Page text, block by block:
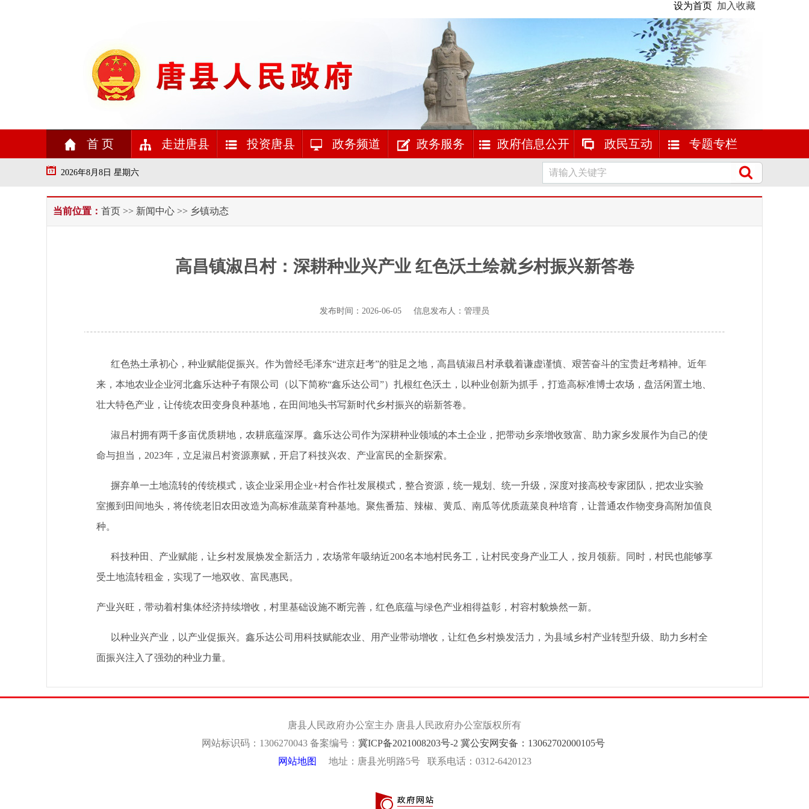
设为首页 加入收藏
首 页 走进唐县 投资唐县 政务频道 政务服务 政府信息公开 政民互动 专题专栏
2026年8月8日 星期六
当前位置： 首页 >> 新闻中心 >> 乡镇动态
高昌镇淑吕村：深耕种业兴产业 红色沃土绘就乡村振兴新答卷
发布时间：2026-06-05 信息发布人：管理员
红色热土承初心，种业赋能促振兴。作为曾经毛泽东“进京赶考”的驻足之地，高昌镇淑吕村承载着谦虚谨慎、艰苦奋斗的宝贵赶考精神。近年
来，本地农业企业河北鑫乐达种子有限公司（以下简称“鑫乐达公司”）扎根红色沃土，以种业创新为抓手，打造高标准博士农场，盘活闲置土地、
壮大特色产业，让传统农田变身良种基地，在田间地头书写新时代乡村振兴的崭新答卷。
淑吕村拥有两千多亩优质耕地，农耕底蕴深厚。鑫乐达公司作为深耕种业领域的本土企业，把带动乡亲增收致富、助力家乡发展作为自己的使
命与担当，2023年，立足淑吕村资源禀赋，开启了科技兴农、产业富民的全新探索。
摒弃单一土地流转的传统模式，该企业采用企业+村合作社发展模式，整合资源，统一规划、统一升级，深度对接高校专家团队，把农业实验
室搬到田间地头，将传统老旧农田改造为高标准蔬菜育种基地。聚焦番茄、辣椒、黄瓜、南瓜等优质蔬菜良种培育，让普通农作物变身高附加值良
种。
科技种田、产业赋能，让乡村发展焕发全新活力，农场常年吸纳近200名本地村民务工，让村民变身产业工人，按月领薪。同时，村民也能够享
受土地流转租金，实现了一地双收、富民惠民。
产业兴旺，带动着村集体经济持续增收，村里基础设施不断完善，红色底蕴与绿色产业相得益彰，村容村貌焕然一新。
以种业兴产业，以产业促振兴。鑫乐达公司用科技赋能农业、用产业带动增收，让红色乡村焕发活力，为县域乡村产业转型升级、助力乡村全
面振兴注入了强劲的种业力量。
唐县人民政府办公室主办 唐县人民政府办公室版权所有
网站标识码：1306270043 备案编号： 冀ICP备2021008203号-2 冀公安网安备： 13062702000105号
网站地图 地址：唐县光明路5号 联系电话：0312-6420123